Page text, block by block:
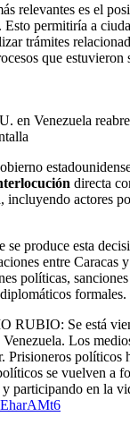
relevantes es el
Esto permitiría a
trámites
que estuvieron
en Venezuela
directa
incluyendo actores
se produce esta
entre Caracas
políticas,
formales.
RUBIO: Se está
Venezuela. Los
Prisioneros políticos
se vuelven a
y participando en la